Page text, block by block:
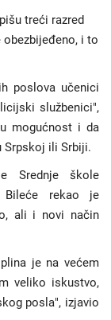
treći razred
i to
poslova učenici
službenici",
mogućnost i da
Srpskoj ili Srbiji.
Srednje škole
Bileće rekao je
ali i novi način
je na većem
veliko iskustvo,
posla", izjavio